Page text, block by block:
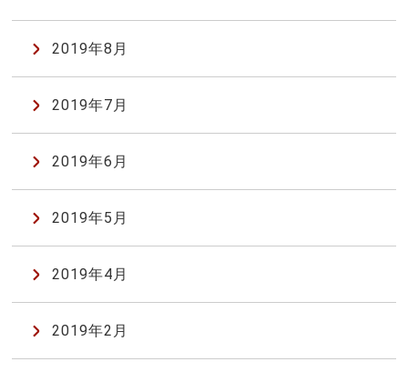
2019年8月
2019年7月
2019年6月
2019年5月
2019年4月
2019年2月